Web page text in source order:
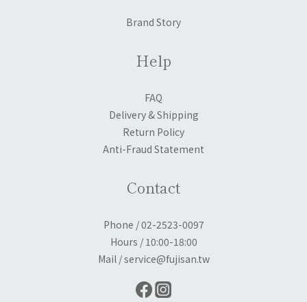
Brand Story
Help
FAQ
Delivery & Shipping
Return Policy
Anti-Fraud Statement
Contact
Phone / 02-2523-0097
Hours / 10:00-18:00
Mail / service@fujisan.tw